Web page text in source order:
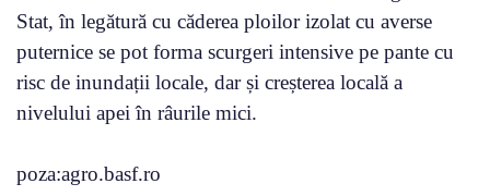
Stat, în legătură cu căderea ploilor izolat cu averse
puternice se pot forma scurgeri intensive pe pante cu
risc de inundații locale, dar și creșterea locală a
nivelului apei în râurile mici.
poza:agro.basf.ro